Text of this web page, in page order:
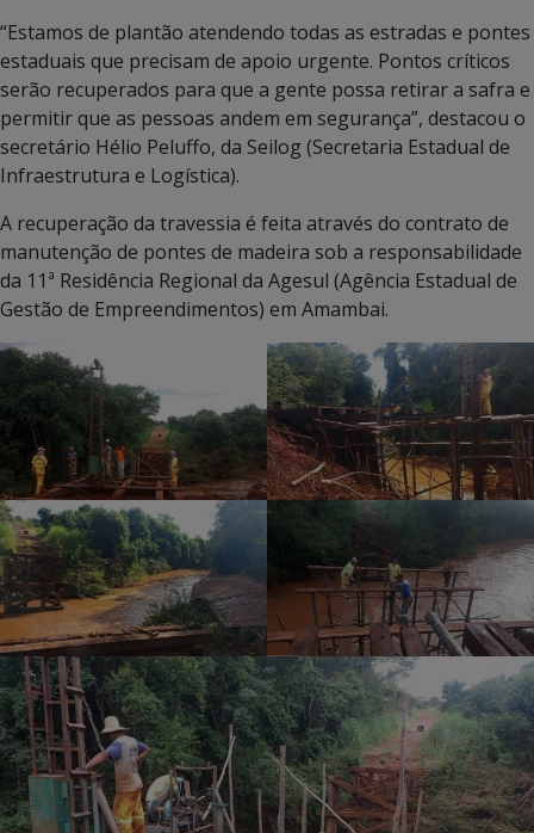
“Estamos de plantão atendendo todas as estradas e pontes
estaduais que precisam de apoio urgente. Pontos críticos
serão recuperados para que a gente possa retirar a safra e
permitir que as pessoas andem em segurança”, destacou o
secretário Hélio Peluffo, da Seilog (Secretaria Estadual de
Infraestrutura e Logística).
A recuperação da travessia é feita através do contrato de
manutenção de pontes de madeira sob a responsabilidade
da 11ª Residência Regional da Agesul (Agência Estadual de
Gestão de Empreendimentos) em Amambai.